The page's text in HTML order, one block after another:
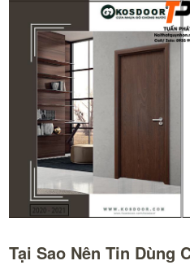
Tại Sao Nên Tin Dùng